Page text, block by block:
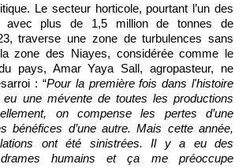
Le secteur horticole, pourtant l’un des
avec plus de 1,5 million de tonnes de
traverse une zone de turbulences sans
zone des Niayes, considérée comme le
pays, Amar Yaya Sall, agropasteur, ne
: “Pour la première fois dans l'histoire
une mévente de toutes les productions
on compense les pertes d’une
bénéfices d’une autre. Mais cette année,
ont été sinistrées. Il y a eu des
humains et ça me préoccupe